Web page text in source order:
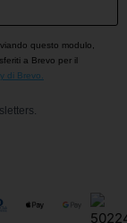
questo modulo,
a Brevo per il
di Brevo.